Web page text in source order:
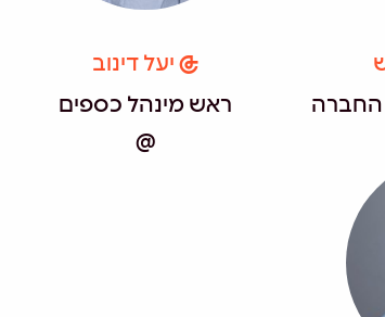
החברה
יעל דינוב
ראש מינהל כספים
@